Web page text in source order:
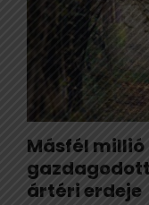
Másfél
ártéri erdeje